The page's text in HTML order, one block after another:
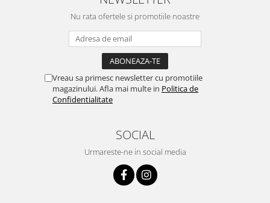
Nu rata ofertele si promotiile noastre
Vreau sa primesc newsletter cu promotiile
magazinului. Afla mai multe in Politica de
Confidentialitate
SOCIAL
Urmareste-ne in social media